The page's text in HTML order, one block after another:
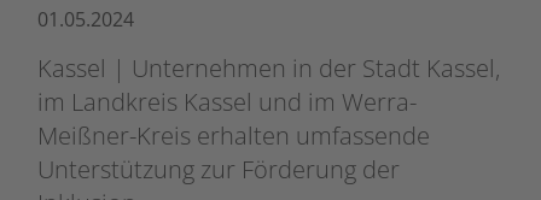
01.05.2024
Kassel | Unternehmen in der Stadt Kassel,
im Landkreis Kassel und im Werra-
Meißner-Kreis erhalten umfassende
Unterstützung zur Förderung der